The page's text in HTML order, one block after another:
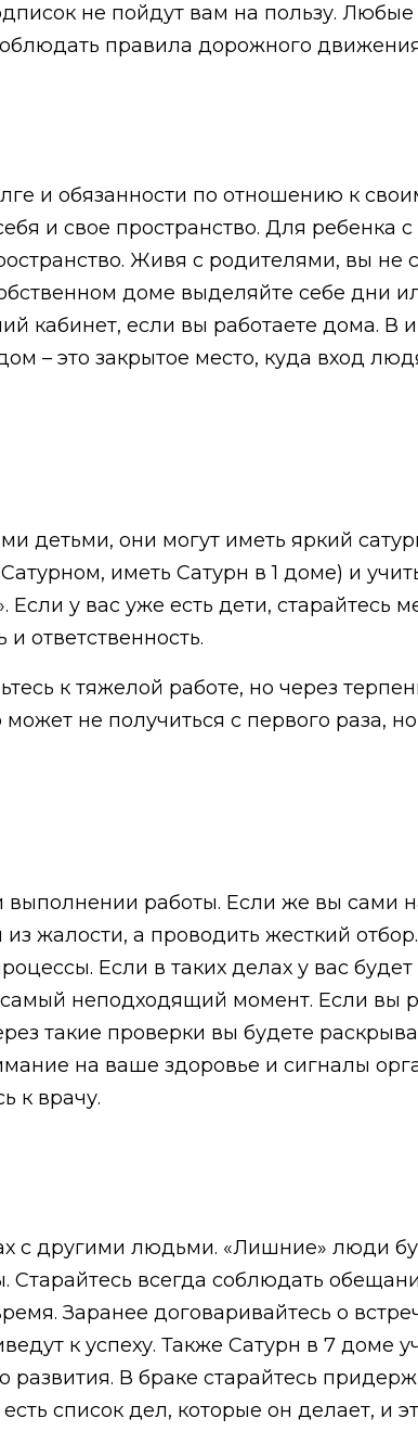
не пойдут вам на пользу. Любые
правила дорожного
и обязанности по отношению к
и свое пространство. Для ребенка
Живя с родителями, вы не
доме выделяйте себе дни
кабинет, если вы работаете дома. В
– это закрытое место, куда вход
детьми, они могут иметь яркий
иметь Сатурн в 1 доме) и
у вас уже есть дети, старайтесь
ответственность.
к тяжелой работе, но через
не получиться с первого раза,
выполнении работы. Если же вы сами
из жалости, а проводить жесткий
Если в таких делах у вас
неподходящий момент. Если вы
такие проверки вы будете
на ваше здоровье и сигналы
к врачу.
с другими людьми. «Лишние» люди
всегда соблюдать
Заранее договаривайтесь о
к успеху. Также Сатурн в 7 доме
развития. В браке старайтесь
список дел, которые он делает, и